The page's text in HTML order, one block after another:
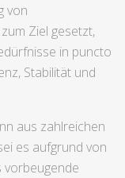
von
Ziel gesetzt,
in puncto
Stabilität und
aus zahlreichen
es aufgrund von
vorbeugende